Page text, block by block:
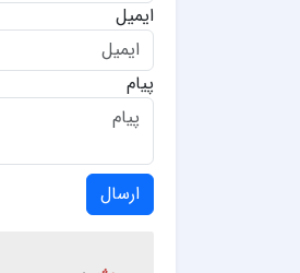
ایمیل
پیام
ارسال